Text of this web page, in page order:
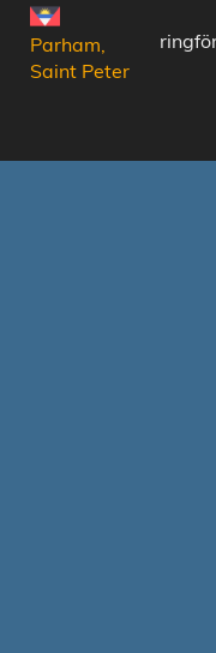
Parham,
Saint Peter